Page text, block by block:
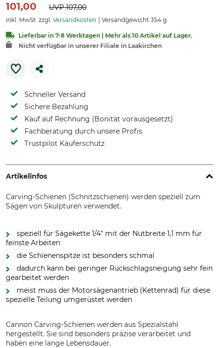
101,00 UVP107,00
inkl. MwSt. zzgl. Versandkosten Versandgewicht 354 g
Lieferbar in 7-8 Werktagen | Mehr als 10 Artikel auf Lager.
Nicht verfügbar in unserer Filiale in Laakirchen
Schneller Versand
Sichere Bezahlung
Kauf auf Rechnung (Bonität vorausgesetzt)
Fachberatung durch unsere Profis
Trustpilot Käuferschutz
Artikelinfos
Carving-Schienen (Schnitzschienen) werden speziell zum
Sägen von Skulpturen verwendet.
speziell für Sägekette 1/4" mit der Nutbreite 1,1 mm für
feinste Arbeiten
die Schienenspitze ist besonders schmal
dadurch kann bei geringer Rückschlagsneigung sehr fein
gearbeitet werden
meist muss der Motorsägenantrieb (Kettenrad) für diese
spezielle Teilung umgerüstet werden
Cannon Carving-Schienen werden aus Spezialstahl
hergestellt. Sie sind besonders präzise verarbeitet und
haben eine lange Lebensdauer.